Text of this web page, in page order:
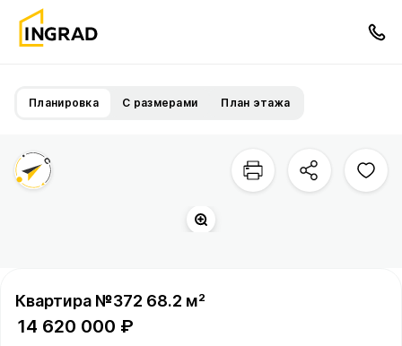
Планировка С размерами План этажа
Квартира №372 68.2 м²
14 620 000 ₽